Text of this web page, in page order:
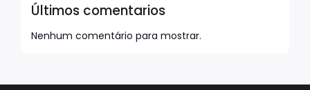
Últimos comentarios
Nenhum comentário para mostrar.